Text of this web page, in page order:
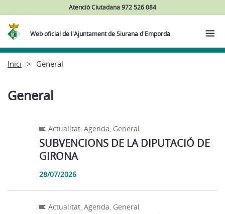
Atenció Ciutadana 972 526 084
Web oficial de l'Ajuntament de Siurana d'Empordà
Inici General
General
Actualitat,Agenda, General
SUBVENCIONS DE LA DIPUTACIÓ DE
GIRONA
28/07/2026
Actualitat,Agenda, General